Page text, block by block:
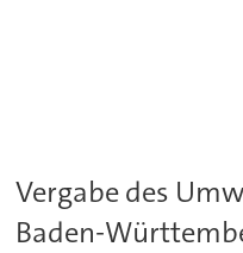
Vergabe des
Baden-